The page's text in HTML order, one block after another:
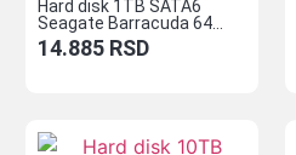
Hard disk 1TB SATA6
Seagate Barracuda 64...
14.885 RSD